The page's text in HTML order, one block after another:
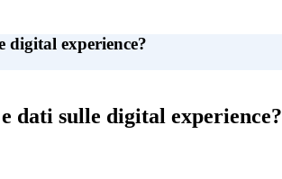
digital experience?
dati sulle digital experience?